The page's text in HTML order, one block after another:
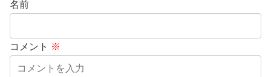
名前
コメント ※